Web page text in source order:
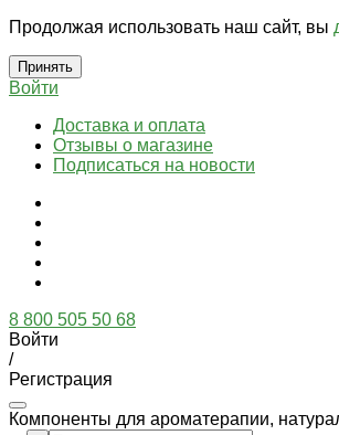
Продолжая использовать наш сайт, вы
Принять
Войти
Доставка и оплата
Отзывы о магазине
Подписаться на новости
8 800 505 50 68
Войти
/
Регистрация
Компоненты для ароматерапии,